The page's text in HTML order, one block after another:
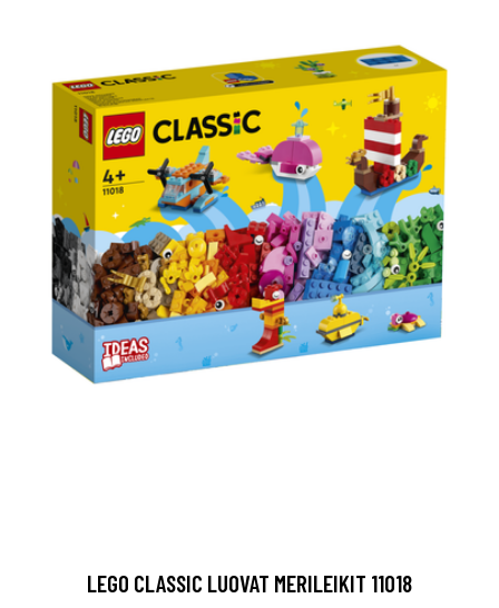
LEGO CLASSIC LUOVAT MERILEIKIT 11018